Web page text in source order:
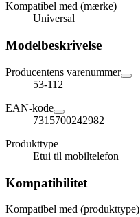
Kompatibel med (mærke)
Universal
Modelbeskrivelse
Producentens varenummer
53-112
EAN-kode
7315700242982
Produkttype
Etui til mobiltelefon
Kompatibilitet
Kompatibel med (produkttype)